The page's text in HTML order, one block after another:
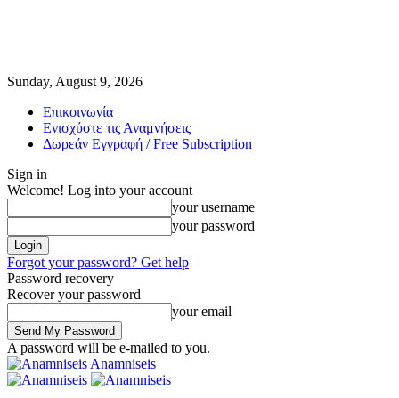
Sunday, August 9, 2026
Επικοινωνία
Ενισχύστε τις Αναμνήσεις
Δωρεάν Εγγραφή / Free Subscription
Sign in
Welcome! Log into your account
your username
your password
Forgot your password? Get help
Password recovery
Recover your password
your email
A password will be e-mailed to you.
Anamniseis